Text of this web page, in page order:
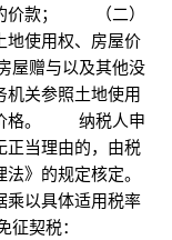
的价款； （二）
地使用权、房屋价
赠与以及其他没
机关参照土地使用
价格。 纳税人申
正当理由的，由税
》的规定核定。
以具体适用税率
征契税：